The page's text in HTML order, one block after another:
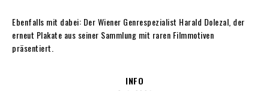
Ebenfalls mit dabei: Der Wiener Genrespezialist Harald Dolezal, der
erneut Plakate aus seiner Sammlung mit raren Filmmotiven
präsentiert.
INFO